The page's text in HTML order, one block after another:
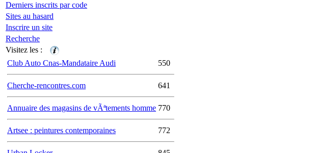
Derniers inscrits par code
Sites au hasard
Inscrire un site
Recherche
Visitez les :
Club Auto Cnas-Mandataire Audi
550
Cherche-rencontres.com 641
Annuaire des magasins de vÃªtements homme 770
Artsee : peintures contemporaines 772